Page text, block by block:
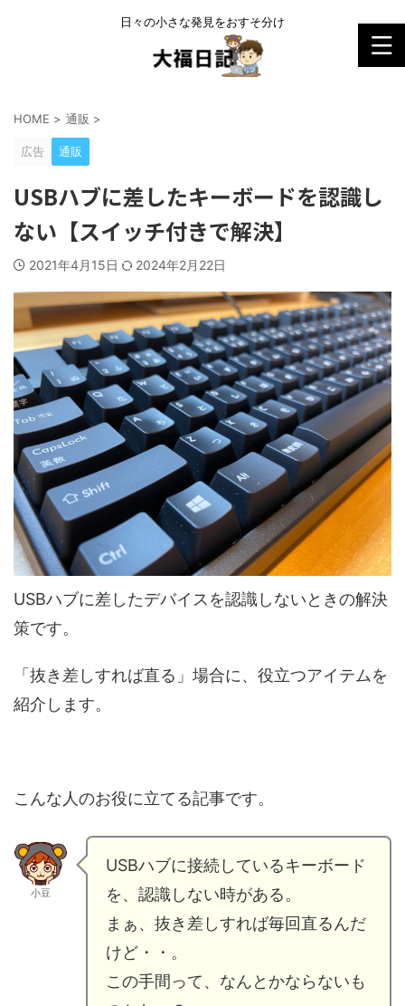
日々の小さな発見をおすそ分け
HOME > 通販 >
広告 通販
USBハブに差したキーボードを認識し
ない【スイッチ付きで解決】
2021年4月15日 2024年2月22日
USBハブに差したデバイスを認識しないときの解決
策です。
「抜き差しすれば直る」場合に、役立つアイテムを
紹介します。
こんな人のお役に立てる記事です。
小豆
USBハブに接続しているキーボード
を、認識しない時がある。
まぁ、抜き差しすれば毎回直るんだ
けど・・。
この手間って、なんとかならないも